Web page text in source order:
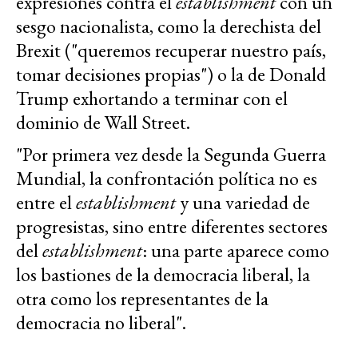
sesgo nacionalista, como la derechista del
Brexit ("queremos recuperar nuestro país,
tomar decisiones propias") o la de Donald
Trump exhortando a terminar con el
dominio de Wall Street.
"Por primera vez desde la Segunda Guerra
Mundial, la confrontación política no es
entre elestablishmenty una variedad de
progresistas, sino entre diferentes sectores
delestablishment: una parte aparece como
los bastiones de la democracia liberal, la
otra como los representantes de la
democracia no liberal".